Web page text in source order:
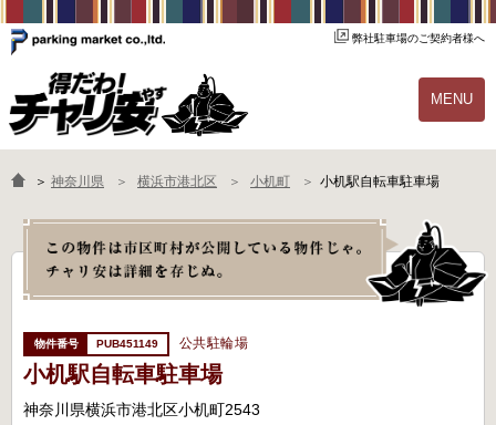
弊社駐車場のご契約者様へ
MENU
物件一覧 ご契約の流れ
よくあるご質問 駐輪場オーナー様へ
＞ 神奈川県 横浜市港北区 小机町 小机駅自転車駐車場
PUB451149 公共駐輪場
小机駅自転車駐車場
神奈川県横浜市港北区小机町2543